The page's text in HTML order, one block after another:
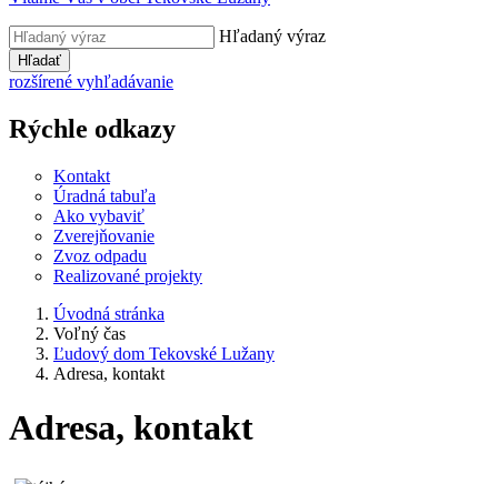
Hľadaný výraz
Hľadať
rozšírené vyhľadávanie
Rýchle odkazy
Kontakt
Úradná tabuľa
Ako vybaviť
Zverejňovanie
Zvoz odpadu
Realizované projekty
Úvodná stránka
Voľný čas
Ľudový dom Tekovské Lužany
Adresa, kontakt
Adresa, kontakt